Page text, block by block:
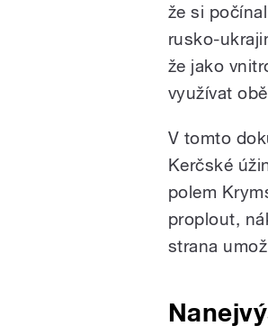
že si
rusko-
že jako
využívat
V tomto
Kerčské
polem
proplout,
strana